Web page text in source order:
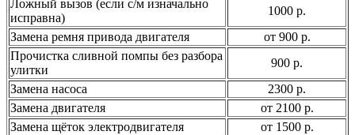
Ложный вызов (если с/м изначально
исправна)
1000 р.
Замена ремня привода двигателя
от 900 р.
Прочистка сливной помпы без разбора
улитки
900 р.
Замена насоса
2300 р.
Замена двигателя
от 2100 р.
Замена щёток электродвигателя
от 1500 р.